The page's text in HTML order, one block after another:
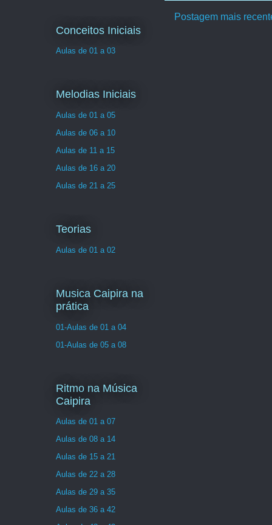
Postagem mais
Conceitos Iniciais
Aulas de 01 a 03
Melodias Iniciais
Aulas de 01 a 05
Aulas de 06 a 10
Aulas de 11 a 15
Aulas de 16 a 20
Aulas de 21 a 25
Teorias
Aulas de 01 a 02
Musica Caipira na
prática
01-Aulas de 01 a 04
01-Aulas de 05 a 08
Ritmo na Música
Caipira
Aulas de 01 a 07
Aulas de 08 a 14
Aulas de 15 a 21
Aulas de 22 a 28
Aulas de 29 a 35
Aulas de 36 a 42